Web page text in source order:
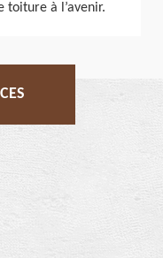
toiture à l’avenir.